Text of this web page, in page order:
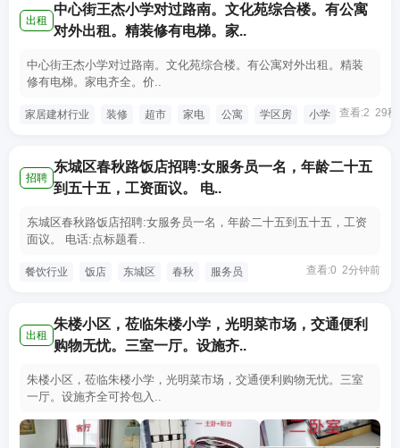
出租
中心街王杰小学对过路南。文化苑综合楼。有公寓
对外出租。精装修有电梯。家..
中心街王杰小学对过路南。文化苑综合楼。有公寓对外出租。精装
修有电梯。家电齐全。价..
家居建材行业 装修 超市 家电 公寓 学区房 小学 查看:2 29秒
招聘
东城区春秋路饭店招聘:女服务员一名，年龄二十五
到五十五，工资面议。 电..
东城区春秋路饭店招聘:女服务员一名，年龄二十五到五十五，工资
面议。 电话:点标题看..
餐饮行业 饭店 东城区 春秋 服务员 查看:0 2分钟前
出租
朱楼小区，莅临朱楼小学，光明菜市场，交通便利
购物无忧。三室一厅。设施齐..
朱楼小区，莅临朱楼小学，光明菜市场，交通便利购物无忧。三室
一厅。设施齐全可拎包入..